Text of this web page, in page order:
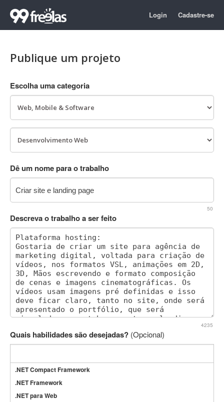
Login Cadastre-se
Publique um projeto
Escolha uma categoria
Dê um nome para o trabalho
50
Descreva o trabalho a ser feito
4235
Quais habilidades são desejadas? (Opcional)
.NET Compact Framework
.NET Framework
.NET para Web